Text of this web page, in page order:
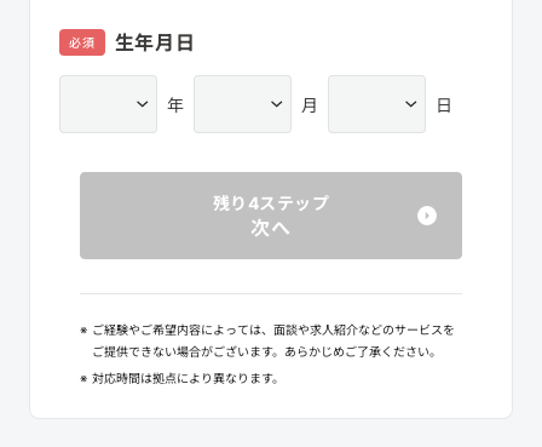
生年月日
必須
年 月 日
残り4ステップ
次へ
※ ご経験やご希望内容によっては、面談や求人紹介などのサービスを
ご提供できない場合がございます。あらかじめご了承ください。
※ 対応時間は拠点により異なります。